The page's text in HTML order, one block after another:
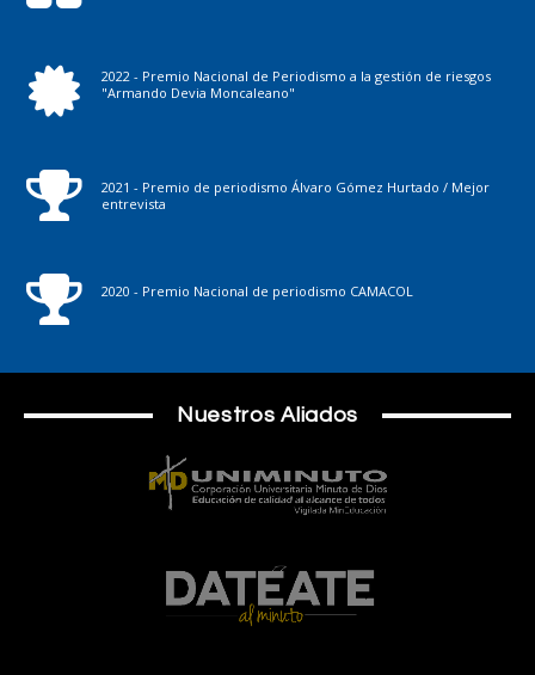
2022 - Premio Nacional de Periodismo a la gestión de riesgos
"Armando Devia Moncaleano"
2021 - Premio de periodismo Álvaro Gómez Hurtado / Mejor
entrevista
2020 - Premio Nacional de periodismo CAMACOL
Nuestros Aliados